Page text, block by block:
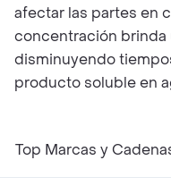
afectar las partes en
concentración brinda
disminuyendo
producto soluble en
Top Marcas y